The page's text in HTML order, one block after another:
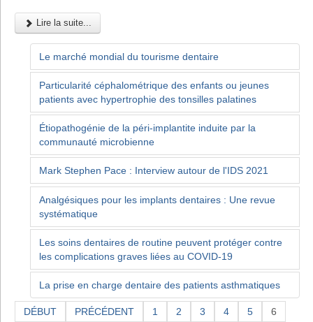
Lire la suite...
Le marché mondial du tourisme dentaire
Particularité céphalométrique des enfants ou jeunes
patients avec hypertrophie des tonsilles palatines
Étiopathogénie de la péri-implantite induite par la
communauté microbienne
Mark Stephen Pace : Interview autour de l'IDS 2021
Analgésiques pour les implants dentaires : Une revue
systématique
Les soins dentaires de routine peuvent protéger contre
les complications graves liées au COVID-19
La prise en charge dentaire des patients asthmatiques
DÉBUT PRÉCÉDENT 1 2 3 4 5 6